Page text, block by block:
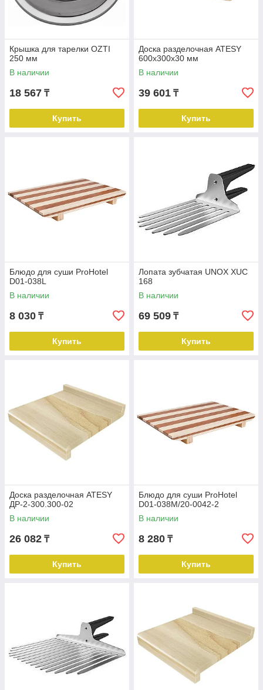
Крышка для тарелки OZTI
250 мм
В наличии
18 567 ₸
Купить
Доска разделочная ATESY
600х300х30 мм
В наличии
39 601 ₸
Купить
Блюдо для суши ProHotel
D01-038L
В наличии
8 030 ₸
Купить
Лопата зубчатая UNOX XUC
168
В наличии
69 509 ₸
Купить
Доска разделочная ATESY
ДР-2-300.300-02
В наличии
26 082 ₸
Купить
Блюдо для суши ProHotel
D01-038M/20-0042-2
В наличии
8 280 ₸
Купить